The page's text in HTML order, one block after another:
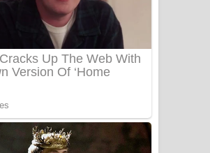
ගීතයේ පද පෙළ
Katakara Song Lyrics - කටකාර ගීතයේ
යායේ දිලෙනා ගීතයේ පද පෙළ